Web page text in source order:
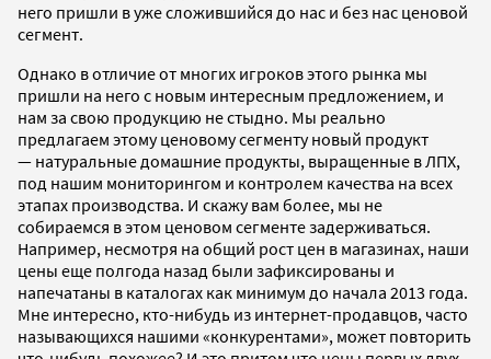
него пришли в уже сложившийся до нас и без нас ценовой
сегмент.
Однако в отличие от многих игроков этого рынка мы
пришли на него с новым интересным предложением, и
нам за свою продукцию не стыдно. Мы реально
предлагаем этому ценовому сегменту новый продукт
— натуральные домашние продукты, выращенные в ЛПХ,
под нашим мониторингом и контролем качества на всех
этапах производства. И скажу вам более, мы не
собираемся в этом ценовом сегменте задерживаться.
Например, несмотря на общий рост цен в магазинах, наши
цены еще полгода назад были зафиксированы и
напечатаны в каталогах как минимум до начала 2013 года.
Мне интересно, кто-нибудь из интернет-продавцов, часто
называющихся нашими «конкурентами», может повторить